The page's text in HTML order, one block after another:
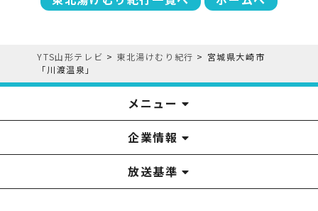
YTS山形テレビ > 東北湯けむり紀行 > 宮城県大崎市
「川渡温泉」
メニュー
YTSニュース
番組
アナウンサー
プレゼント
イベント
みるるん星人
YTS見学ツアー
番組表
お問い合わせ
企業情報
企業情報
役員構成
YTS山形テレビ SDGs 宣言
採用情報
山形テレビ人権方針
山形テレビ国民保護業務計画提出文
個人情報基本方針
情報セキュリティ基本方針
視聴データの取扱いについて
系列局一覧
中継局一覧
放送基準